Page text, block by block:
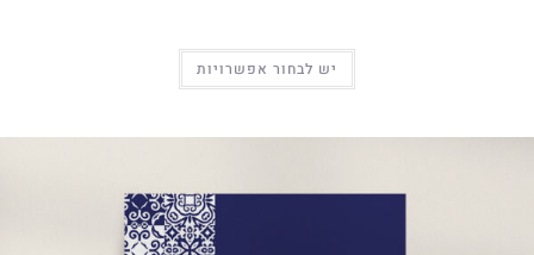
יש לבחור אפשרויות